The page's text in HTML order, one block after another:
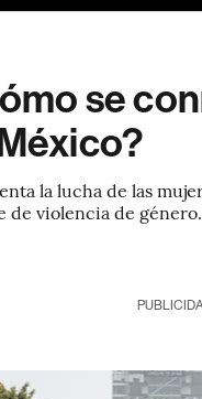
se
la lucha de las
violencia de género.